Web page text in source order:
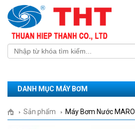
DANH MỤC MÁY BƠM
Sản phẩm Máy Bơm Nước MARO